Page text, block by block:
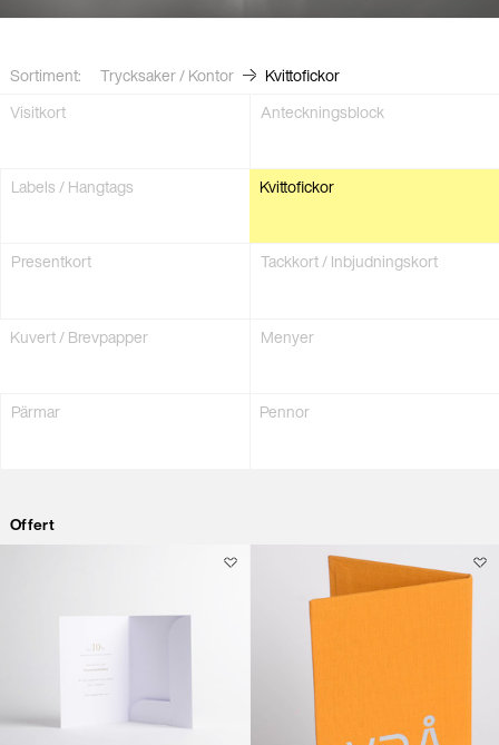
Sortiment: Trycksaker / Kontor
Kvittofickor
Visit­kort
Antecknings­block
Labels / Hangtags Kvittofickor
Present­kort Tackkort / Inbjudnings­kort
Kuvert / Brev­papper Menyer
Pärmar Pennor
Offert